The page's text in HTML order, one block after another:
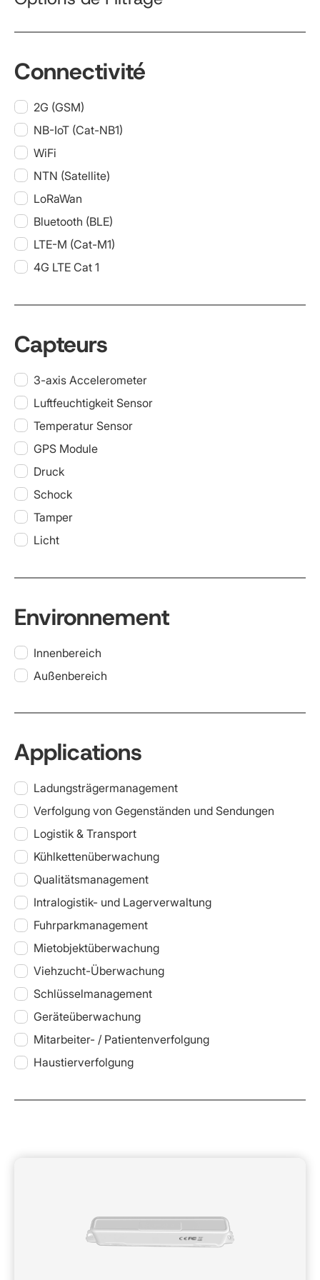
Connectivité
2G (GSM)
NB-IoT (Cat-NB1)
WiFi
NTN (Satellite)
LoRaWan
Bluetooth (BLE)
LTE-M (Cat-M1)
4G LTE Cat 1
Capteurs
3-axis Accelerometer
Luftfeuchtigkeit Sensor
Temperatur Sensor
GPS Module
Druck
Schock
Tamper
Licht
Environnement
Innenbereich
Außenbereich
Applications
Ladungsträgermanagement
Verfolgung von Gegenständen und Sendungen
Logistik & Transport
Kühlkettenüberwachung
Qualitätsmanagement
Intralogistik- und Lagerverwaltung
Fuhrparkmanagement
Mietobjektüberwachung
Viehzucht-Überwachung
Schlüsselmanagement
Geräteüberwachung
Mitarbeiter- / Patientenverfolgung
Haustierverfolgung